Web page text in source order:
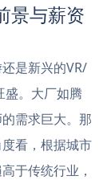
景与薪资
是新兴的VR/
盛。大厂如腾
需求巨大。那
看，根据城市
于传统行业，